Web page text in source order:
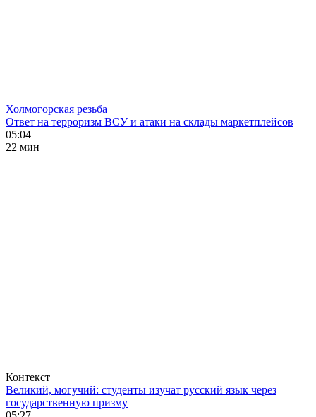
Холмогорская резьба
Ответ на терроризм ВСУ и атаки на склады маркетплейсов
05:04
22 мин
Контекст
Великий, могучий: студенты изучат русский язык через
государственную призму